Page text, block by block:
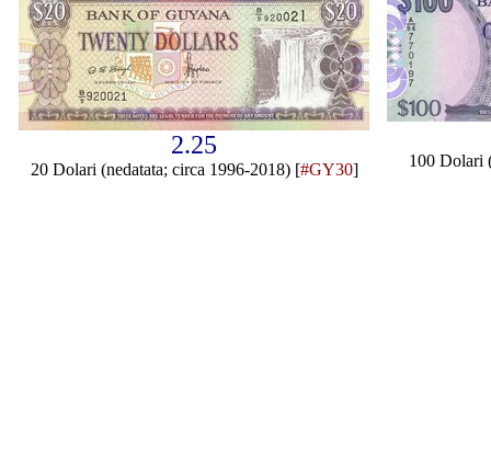
2.25
20 Dolari (nedatata; circa 1996-2018) [#GY30] 100 Dolari